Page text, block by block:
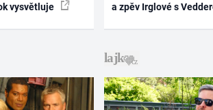
vysvětluje
a zpěv Irglové s